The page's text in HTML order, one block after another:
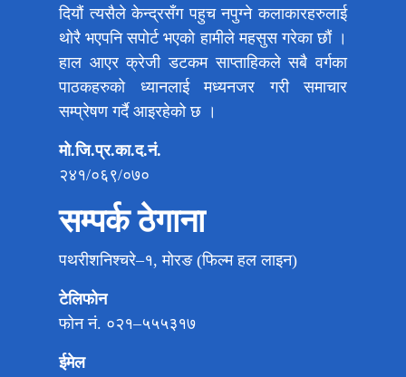
दियौं त्यसैले केन्द्रसँग पहुच नपुग्ने कलाकारहरुलाई
थोरै भएपनि सपोर्ट भएको हामीले महसुस गरेका छौं ।
हाल आएर क्रेजी डटकम साप्ताहिकले सबै वर्गका
पाठकहरुको ध्यानलाई मध्यनजर गरी समाचार
सम्प्रेषण गर्दै आइरहेको छ ।
मो.जि.प्र.का.द.नं.
२४१/०६९/०७०
सम्पर्क ठेगाना
पथरीशनिश्चरे–१, मोरङ (फिल्म हल लाइन)
टेलिफोन
फोन नं. ०२१–५५५३१७
ईमेल